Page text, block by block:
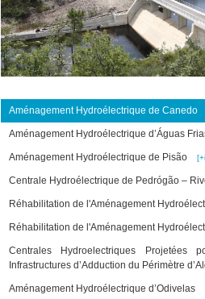
Aménagement Hydroélectrique de Canedo
Aménagement Hydroélectrique d’Águas
Aménagement Hydroélectrique de Pisão
Centrale Hydroélectrique de Pedrógão –
Réhabilitation de l'Aménagement
Réhabilitation de l'Aménagement
Centrales Hydroelectriques Projetées
Infrastructures d’Adduction du Périmètre
Aménagement Hydroélectrique d’Odivelas